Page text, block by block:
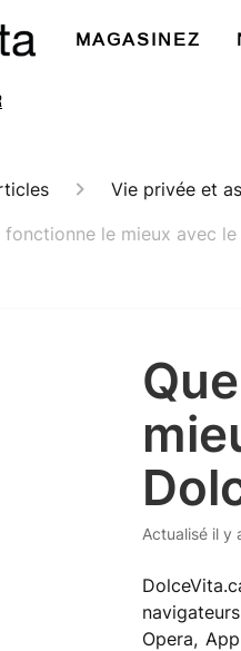
MAGASINEZ
Vie privée et
fonctionne le mieux avec
Actualisé il y
Opera,